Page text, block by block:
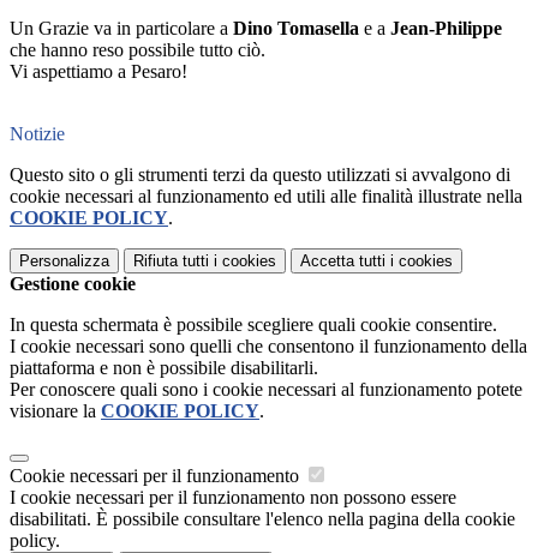
Un Grazie va in particolare a Dino Tomasella e a Jean-Philippe
che hanno reso possibile tutto ciò.
Vi aspettiamo a Pesaro!
Notizie
Questo sito o gli strumenti terzi da questo utilizzati si avvalgono di
cookie necessari al funzionamento ed utili alle finalità illustrate nella
COOKIE POLICY.
Personalizza Rifiuta tutti i cookies Accetta tutti i cookies
Gestione cookie
In questa schermata è possibile scegliere quali cookie consentire.
I cookie necessari sono quelli che consentono il funzionamento della
piattaforma e non è possibile disabilitarli.
Per conoscere quali sono i cookie necessari al funzionamento potete
visionare la COOKIE POLICY.
Cookie necessari per il funzionamento
I cookie necessari per il funzionamento non possono essere
disabilitati. È possibile consultare l'elenco nella pagina della cookie
policy.